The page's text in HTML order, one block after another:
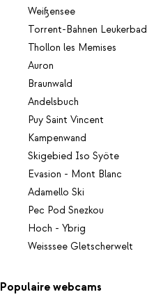
Weißensee
Torrent-Bahnen Leukerbad
Thollon les Memises
Auron
Braunwald
Andelsbuch
Puy Saint Vincent
Kampenwand
Skigebied Iso Syöte
Evasion - Mont Blanc
Adamello Ski
Pec Pod Snezkou
Hoch - Ybrig
Weisssee Gletscherwelt
Populaire webcams